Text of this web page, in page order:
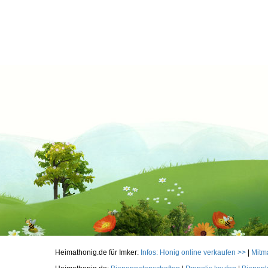
Heimathonig.de für Imker: Infos: Honig online verkaufen >>